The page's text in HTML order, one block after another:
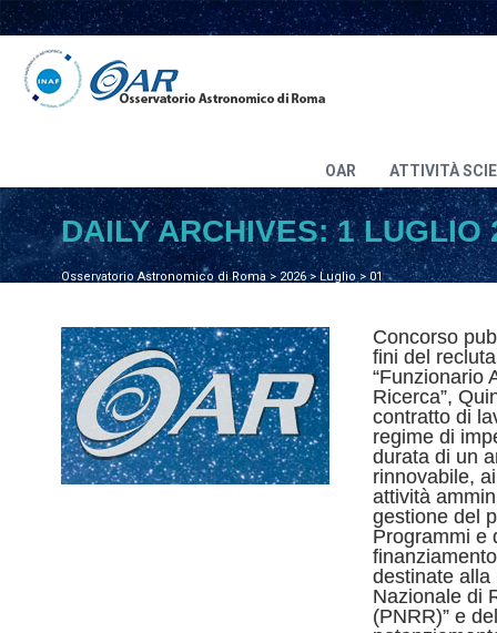
OAR ATTIVITÀ
Osservatorio Astronomico di Roma>2026>Luglio > 01
DAILY ARCHIVES:1 LUGLIO
Concorso
fini del
“Funzionario
Ricerca”,
contratto di
regime di
durata di un
rinnovabile,
attività
gestione del
Programmi e
destinate alla
Nazionale di
(PNRR)” e